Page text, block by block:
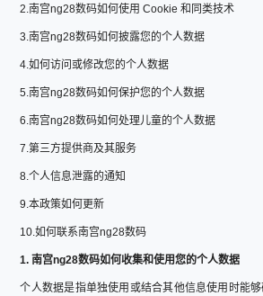
2.南宫ng28数码如何使用 Cookie 和同类技术
3.南宫ng28数码如何披露您的个人数据
4.如何访问或修改您的个人数据
5.南宫ng28数码如何保护您的个人数据
6.南宫ng28数码如何处理儿童的个人数据
7.第三方提供商及其服务
8.个人信息泄露的通知
9.本政策如何更新
10.如何联系南宫ng28数码
1. 南宫ng28数码如何收集和使用您的个人数据
个人数据是指单独使用或结合其他信息使用时能